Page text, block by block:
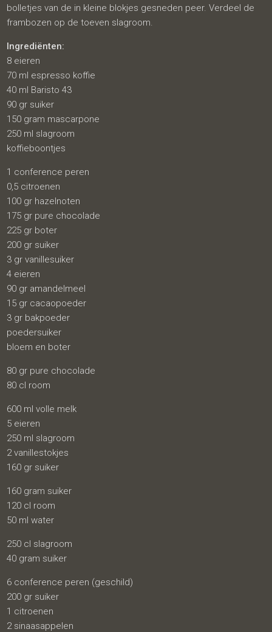
bolletjes van de in kleine blokjes gesneden peer. Verdeel de
frambozen op de toeven slagroom.
Ingrediënten:
8 eieren
70 ml espresso koffie
40 ml Baristo 43
90 gr suiker
150 gram mascarpone
250 ml slagroom
koffieboontjes
1 conference peren
0,5 citroenen
100 gr hazelnoten
175 gr pure chocolade
225 gr boter
200 gr suiker
3 gr vanillesuiker
4 eieren
90 gr amandelmeel
15 gr cacaopoeder
3 gr bakpoeder
poedersuiker
bloem en boter
80 gr pure chocolade
80 cl room
600 ml volle melk
5 eieren
250 ml slagroom
2 vanillestokjes
160 gr suiker
160 gram suiker
120 cl room
50 ml water
250 cl slagroom
40 gram suiker
6 conference peren (geschild)
200 gr suiker
1 citroenen
2 sinaasappelen